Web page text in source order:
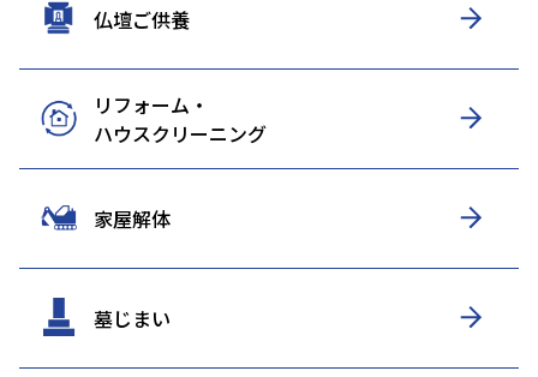
仏壇ご供養
リフォーム・
ハウスクリーニング
家屋解体
墓じまい